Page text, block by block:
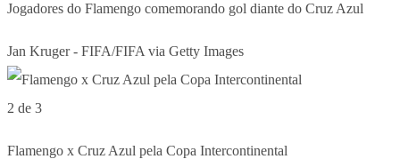
Jogadores do Flamengo comemorando gol diante do Cruz Azul
Jan Kruger - FIFA/FIFA via Getty Images
2 de 3
Flamengo x Cruz Azul pela Copa Intercontinental